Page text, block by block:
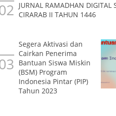
JURNAL RAMADHAN DIGITAL
CIRARAB II TAHUN 1446
Segera Aktivasi dan
Cairkan Penerima
Bantuan Siswa Miskin
(BSM) Program
Indonesia Pintar (PIP)
Tahun 2023